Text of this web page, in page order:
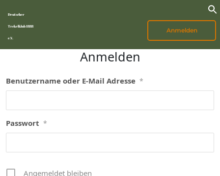
Deutscher
Teckelklub 1888
e.V.
Anmelden
Anmelden
Benutzername oder E-Mail Adresse *
Passwort *
Angemeldet bleiben